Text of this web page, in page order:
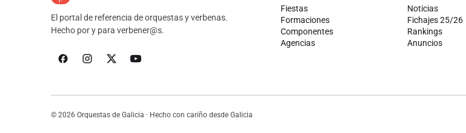
El portal de referencia de orquestas y verbenas.
Hecho por y para verbener@s.
Fiestas
Formaciones
Componentes
Agencias
Noticias
Fichajes 25/26
Rankings
Anuncios
© 2026 Orquestas de Galicia · Hecho con cariño desde Galicia